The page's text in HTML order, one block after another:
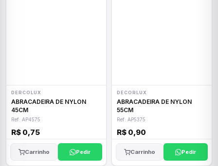
DERCOLUX
ABRACADEIRA DE NYLON
45CM
Ref: AP4575
R$ 0,75
Carrinho Pedir
DECORLUX
ABRACADEIRA DE NYLON
55CM
Ref: AP5375
R$ 0,90
Carrinho Pedir